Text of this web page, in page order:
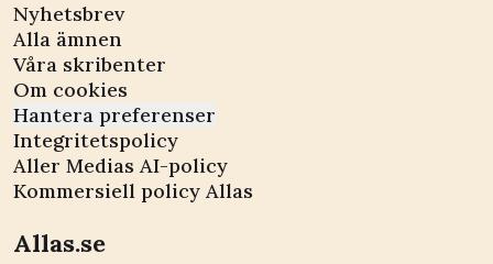
Nyhetsbrev
Alla ämnen
Våra skribenter
Om cookies
Hantera preferenser
Integritetspolicy
Aller Medias AI-policy
Kommersiell policy Allas
Allas.se